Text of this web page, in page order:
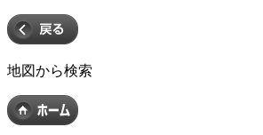
地図から検索